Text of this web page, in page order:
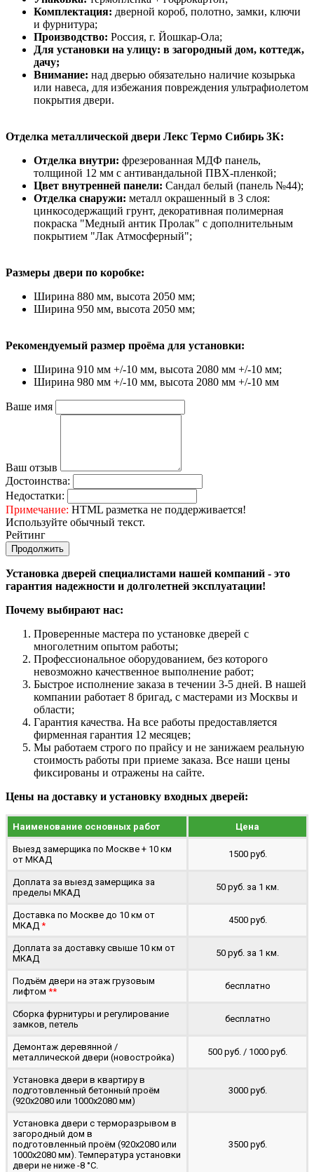
Комплектация: дверной короб, полотно, замки, ключи
и фурнитура;
Производство: Россия, г. Йошкар-Ола;
Для установки на улицу: в загородный дом, коттедж,
дачу;
Внимание: над дверью обязательно наличие козырька
или навеса, для избежания повреждения ультрафиолетом
покрытия двери.
Отделка металлической двери Лекс Термо Сибирь 3К:
Отделка внутри: фрезерованная МДФ панель,
толщиной 12 мм с антивандальной ПВХ-пленкой;
Цвет внутренней панели: Сандал белый (панель №44);
Отделка снаружи: металл окрашенный в 3 слоя:
цинкосодержащий грунт, декоративная полимерная
покраска "Медный антик Пролак" с дополнительным
покрытием "Лак Атмосферный";
Размеры двери по коробке:
Ширина 880 мм, высота 2050 мм;
Ширина 950 мм, высота 2050 мм;
Рекомендуемый размер проёма для установки:
Ширина 910 мм +/-10 мм, высота 2080 мм +/-10 мм;
Ширина 980 мм +/-10 мм, высота 2080 мм +/-10 мм
Ваше имя
Ваш отзыв
Достоинства:
Недостатки:
Примечание: HTML разметка не поддерживается!
Используйте обычный текст.
Рейтинг
Продолжить
Установка дверей специалистами нашей компаний - это
гарантия надежности и долголетней эксплуатации!
Почему выбирают нас:
Проверенные мастера по установке дверей с
многолетним опытом работы;
Профессиональное оборудованием, без которого
невозможно качественное выполнение работ;
Быстрое исполнение заказа в течении 3-5 дней. В нашей
компании работает 8 бригад, с мастерами из Москвы и
области;
Гарантия качества. На все работы предоставляется
фирменная гарантия 12 месяцев;
Мы работаем строго по прайсу и не занижаем реальную
стоимость работы при приеме заказа. Все наши цены
фиксированы и отражены на сайте.
Цены на доставку и установку входных дверей:
Наименование основных работ Цена
Выезд замерщика по Москве + 10 км
от МКАД
1500 руб.
Доплата за выезд замерщика за
пределы МКАД
50 руб. за 1 км.
Доставка по Москве до 10 км от
МКАД *
4500 руб.
Доплата за доставку свыше 10 км от
МКАД
50 руб. за 1 км.
Подъём двери на этаж грузовым
лифтом **
бесплатно
Сборка фурнитуры и регулирование
замков, петель
бесплатно
Демонтаж деревянной /
металлической двери (новостройка)
500 руб. / 1000 руб.
Установка двери в квартиру в
подготовленный бетонный проём
(920x2080 или 1000x2080 мм)
3000 руб.
Установка двери с терморазрывом в
загородный дом в
подготовленный проём (920x2080 или
1000x2080 мм). Температура установки
двери не ниже -8 °C.
3500 руб.